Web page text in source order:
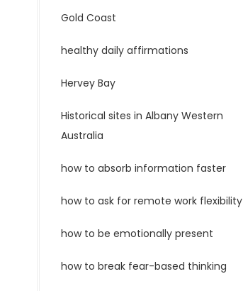
Gold Coast
healthy daily affirmations
Hervey Bay
Historical sites in Albany Western
Australia
how to absorb information faster
how to ask for remote work flexibility
how to be emotionally present
how to break fear-based thinking